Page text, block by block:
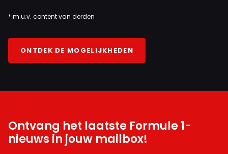
* m.u.v. content van derden
ONTDEK DE MOGELIJKHEDEN
Ontvang het laatste Formule 1-
nieuws in jouw mailbox!